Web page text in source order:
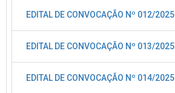
EDITAL DE CONVOCAÇÃO Nº 012/2025
EDITAL DE CONVOCAÇÃO Nº 013/2025
EDITAL DE CONVOCAÇÃO Nº 014/2025